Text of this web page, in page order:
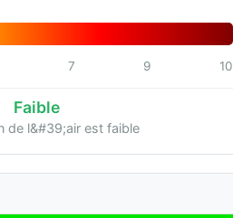
7 9 10
Faible
de l&#39;air est faible